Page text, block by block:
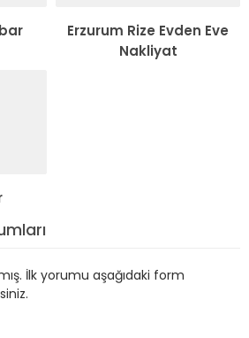
Erzurum Rize Evden Eve
Nakliyat
İlk yorumu aşağıdaki form